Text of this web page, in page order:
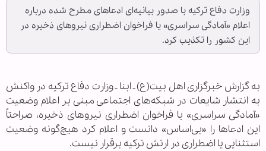
وزارت دفاع ترکیه با صدور بیانیه‌ای ادعاهای مطرح شده درباره
اعلام «آمادگی سراسری» یا فراخوان اضطراری نیروهای ذخیره در
این کشور را تکذیب کرد.
به گزارش خبرگزاری اهل بیت(ع) ـ ابنا ـ وزارت دفاع ترکیه در واکنش
به انتشار شایعات در شبکه‌های اجتماعی مبنی بر اعلام وضعیت
«آمادگی سراسری» یا فراخوان اضطراری نیروهای ذخیره، صراحتاً
این ادعاها را «بی‌اساس» دانست و اعلام کرد هیچ‌گونه وضعیت
استثنایی یا اضطراری در ارتش ترکیه برقرار نیست.